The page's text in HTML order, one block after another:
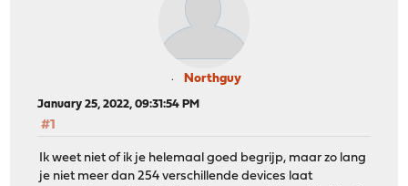
Northguy
January 25, 2022, 09:31:54 PM
#1
Ik weet niet of ik je helemaal goed begrijp, maar zo lang
je niet meer dan 254 verschillende devices laat